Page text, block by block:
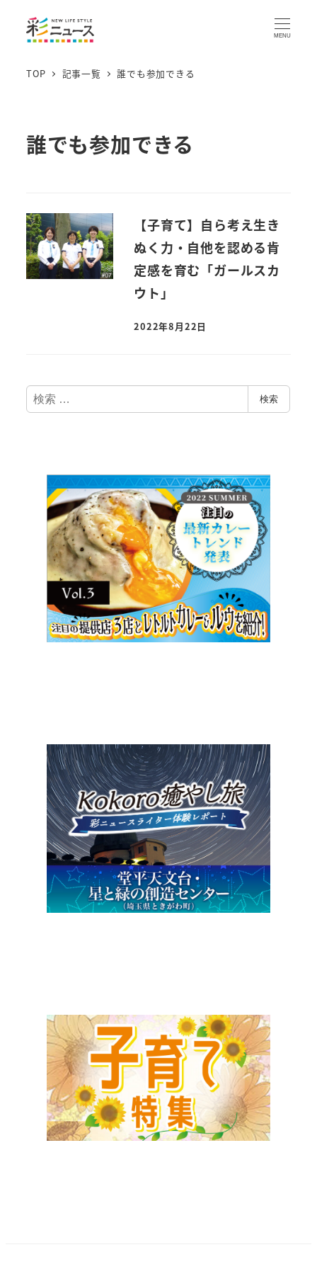
MENU
TOP 記事一覧 誰でも参加できる
誰でも参加できる
【子育て】自ら考え生き
ぬく力・自他を認める肯
定感を育む「ガールスカ
ウト」
2022年8月22日
検
索
検索